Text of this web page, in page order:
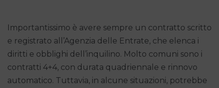
Importantissimo è avere sempre un contratto scritto
e registrato all’Agenzia delle Entrate, che elenca i
diritti e obblighi dell’inquilino. Molto comuni sono i
contratti 4+4, con durata quadriennale e rinnovo
automatico. Tuttavia, in alcune situazioni, potrebbe